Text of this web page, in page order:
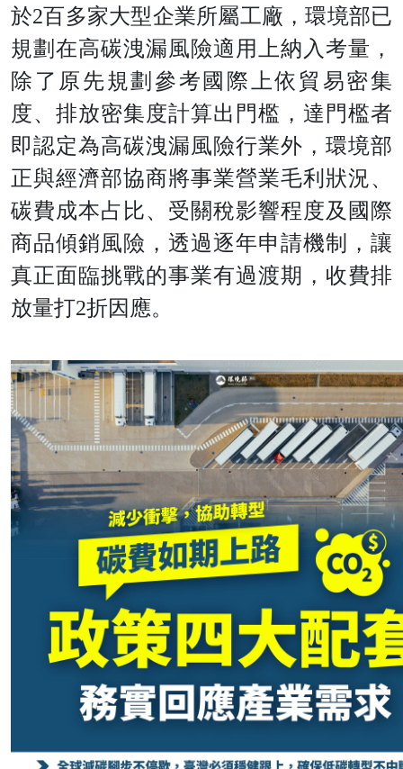
於2百多家大型企業所屬工廠，環境部已
規劃在高碳洩漏風險適用上納入考量，
除了原先規劃參考國際上依貿易密集
度、排放密集度計算出門檻，達門檻者
即認定為高碳洩漏風險行業外，環境部
正與經濟部協商將事業營業毛利狀況、
碳費成本占比、受關稅影響程度及國際
商品傾銷風險，透過逐年申請機制，讓
真正面臨挑戰的事業有過渡期，收費排
放量打2折因應。